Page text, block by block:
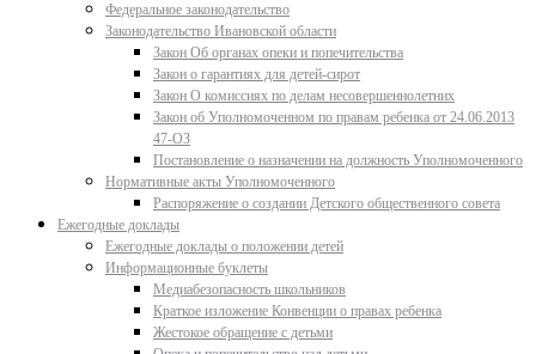
Федеральное законодательство
Законодательство Ивановской области
Закон Об органах опеки и попечительства
Закон о гарантиях для детей-сирот
Закон О комиссиях по делам несовершеннолетних
Закон об Уполномоченном по правам ребенка от 24.06.2013
47-ОЗ
Постановление о назначении на должность Уполномоченного
Нормативные акты Уполномоченного
Распоряжение о создании Детского общественного совета
Ежегодные доклады
Ежегодные доклады о положении детей
Информационные буклеты
Медиабезопасность школьников
Краткое изложение Конвенции о правах ребенка
Жестокое обращение с детьми